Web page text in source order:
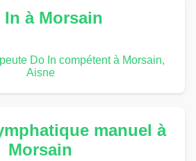
In à Morsain
Do In compétent à Morsain,
Aisne
manuel à
Morsain